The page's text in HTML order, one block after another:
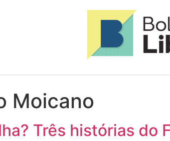
Moicano
Três histórias do